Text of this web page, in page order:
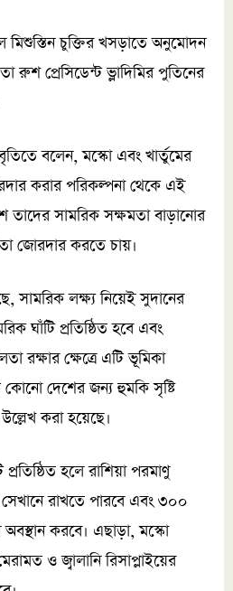
মিশুস্তিন চুক্তির খসড়াতে অনুমোদন
রুশ প্রেসিডেন্ট ভ্লাদিমির পুতিনের
বলেন, মস্কো এবং খার্তুমের
করার পরিকল্পনা থেকে এই
তাদের সামরিক সক্ষমতা বাড়ানোর
জোরদার করতে চায়।
সামরিক লক্ষ্য নিয়েই সুদানের
ঘাঁটি প্রতিষ্ঠিত হবে এবং
রক্ষার ক্ষেত্রে এটি ভূমিকা
কোনো দেশের জন্য হুমকি সৃষ্টি
করা হয়েছে।
হলে রাশিয়া পরমাণু
সেখানে রাখতে পারবে এবং ৩০০
অবস্থান করবে। এছাড়া, মস্কো
ও জ্বালানি রিসাপ্লাইয়ের